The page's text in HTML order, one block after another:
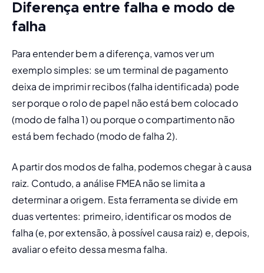
Diferença entre falha e modo de
falha
Para entender bem a diferença, vamos ver um
exemplo simples: se um terminal de pagamento
deixa de imprimir recibos (falha identificada) pode
ser porque o rolo de papel não está bem colocado
(modo de falha 1) ou porque o compartimento não
está bem fechado (modo de falha 2).
A partir dos modos de falha, podemos chegar à causa
raiz. Contudo, a análise FMEA não se limita a
determinar a origem. Esta ferramenta se divide em
duas vertentes: primeiro, identificar os modos de
falha (e, por extensão, à possível causa raiz) e, depois,
avaliar o efeito dessa mesma falha.